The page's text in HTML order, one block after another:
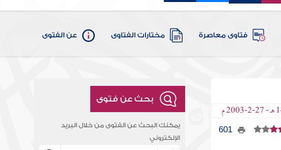
فتاوى معاصرة مختارات الفتاوى عن الفتوى
601
بحث عن فتوى
يمكنك البحث عن الفتوى من خلال البريد
الإلكتروني